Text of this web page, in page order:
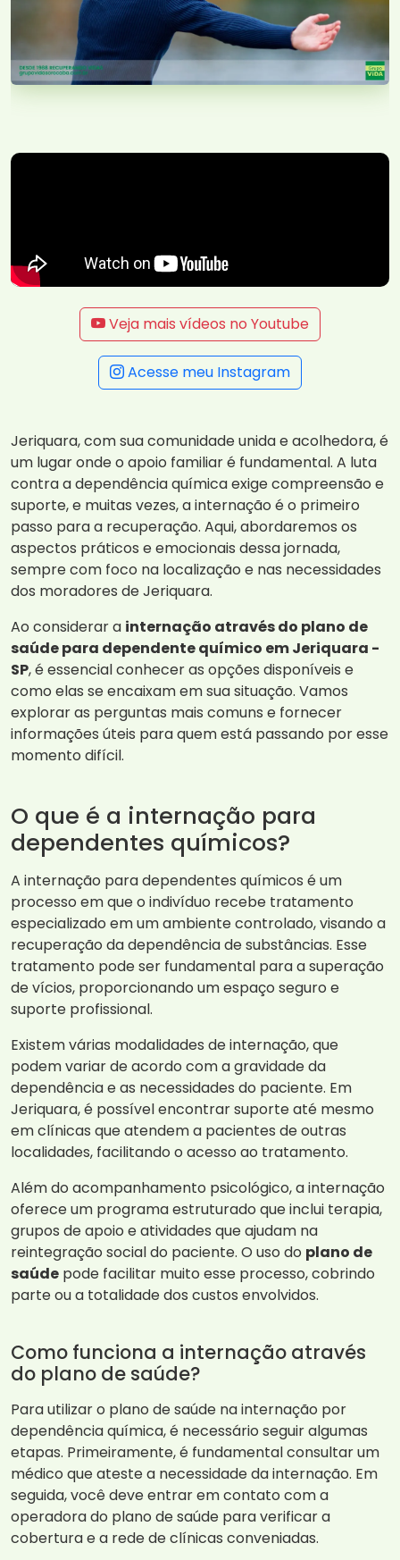
Veja mais vídeos no Youtube
Acesse meu Instagram
Jeriquara, com sua comunidade unida e acolhedora, é
um lugar onde o apoio familiar é fundamental. A luta
contra a dependência química exige compreensão e
suporte, e muitas vezes, a internação é o primeiro
passo para a recuperação. Aqui, abordaremos os
aspectos práticos e emocionais dessa jornada,
sempre com foco na localização e nas necessidades
dos moradores de Jeriquara.
Ao considerar a internação através do plano de
saúde para dependente químico em Jeriquara -
SP, é essencial conhecer as opções disponíveis e
como elas se encaixam em sua situação. Vamos
explorar as perguntas mais comuns e fornecer
informações úteis para quem está passando por esse
momento difícil.
O que é a internação para
dependentes químicos?
A internação para dependentes químicos é um
processo em que o indivíduo recebe tratamento
especializado em um ambiente controlado, visando a
recuperação da dependência de substâncias. Esse
tratamento pode ser fundamental para a superação
de vícios, proporcionando um espaço seguro e
suporte profissional.
Existem várias modalidades de internação, que
podem variar de acordo com a gravidade da
dependência e as necessidades do paciente. Em
Jeriquara, é possível encontrar suporte até mesmo
em clínicas que atendem a pacientes de outras
localidades, facilitando o acesso ao tratamento.
Além do acompanhamento psicológico, a internação
oferece um programa estruturado que inclui terapia,
grupos de apoio e atividades que ajudam na
reintegração social do paciente. O uso do plano de
saúde pode facilitar muito esse processo, cobrindo
parte ou a totalidade dos custos envolvidos.
Como funciona a internação através
do plano de saúde?
Para utilizar o plano de saúde na internação por
dependência química, é necessário seguir algumas
etapas. Primeiramente, é fundamental consultar um
médico que ateste a necessidade da internação. Em
seguida, você deve entrar em contato com a
operadora do plano de saúde para verificar a
cobertura e a rede de clínicas conveniadas.